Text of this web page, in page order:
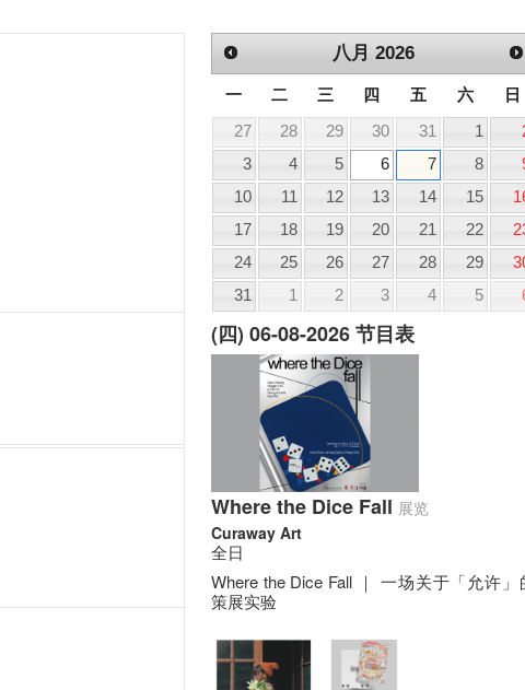
八月 2026
一 二 三 四 五 六 日
27 28 29 30 31 1
3
4 5 6 7 8
10
11 12 13 14 15
17
18 19 20 21 22
24
25 26 27 28 29
31
1 2 3 4 5
(四) 06-08-2026 节目表
Where the Dice Fall 展览
Curaway Art
全日
Where the Dice Fall ｜ 一场关于「允许」
策展实验